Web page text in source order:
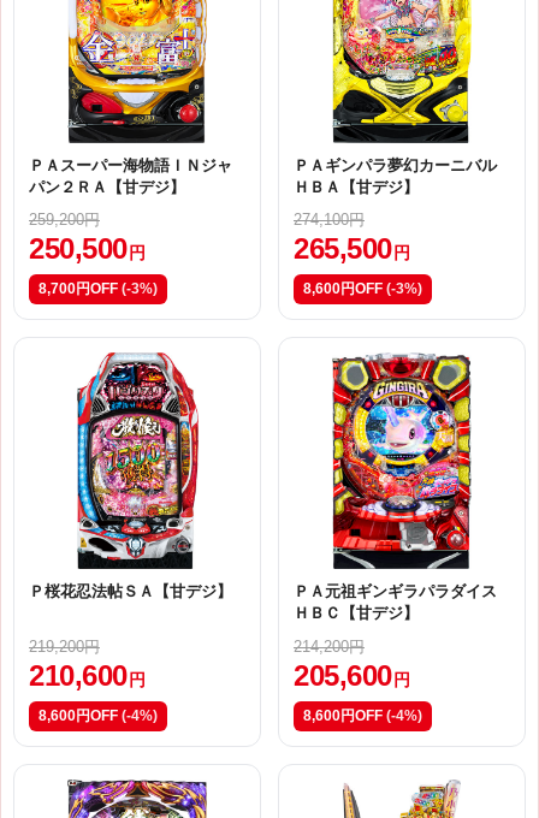
ＰＡスーパー海物語ＩＮジャ
パン２ＲＡ【甘デジ】
259,200円
250,500 円
8,700円OFF (-3%)
ＰＡギンパラ夢幻カーニバル
ＨＢＡ【甘デジ】
274,100円
265,500 円
8,600円OFF (-3%)
Ｐ桜花忍法帖ＳＡ【甘デジ】
219,200円
210,600 円
8,600円OFF (-4%)
ＰＡ元祖ギンギラパラダイス
ＨＢＣ【甘デジ】
214,200円
205,600 円
8,600円OFF (-4%)